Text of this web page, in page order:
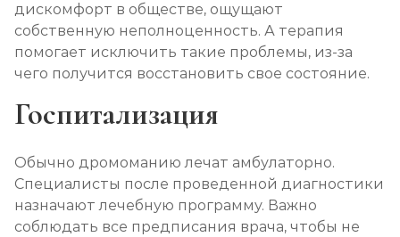
дискомфорт в обществе, ощущают
собственную неполноценность. А терапия
помогает исключить такие проблемы, из-за
чего получится восстановить свое состояние.
Госпитализация
Обычно дромоманию лечат амбулаторно.
Специалисты после проведенной диагностики
назначают лечебную программу. Важно
соблюдать все предписания врача, чтобы не